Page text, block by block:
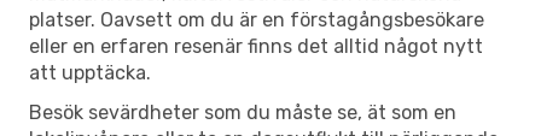
platser. Oavsett om du är en förstagångsbesökare
eller en erfaren resenär finns det alltid något nytt
att upptäcka.
Besök sevärdheter som du måste se, ät som en